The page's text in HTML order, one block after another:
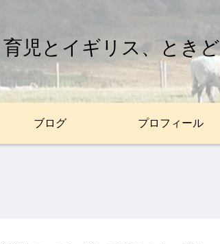
育児とイギリス、とき
ブログ プロフィール